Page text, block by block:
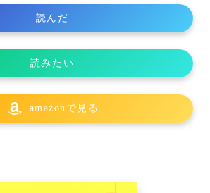
読んだ
読みたい
amazonで見る